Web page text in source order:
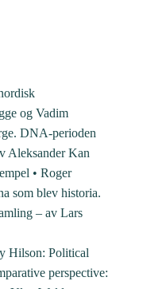
og Vadim
DNA-perioden
Aleksander Kan
• Roger
som blev historia.
– av Lars
Hilson: Political
perspective: